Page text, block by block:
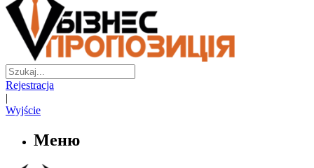
Rejestracja
|
Wyjście
Меню